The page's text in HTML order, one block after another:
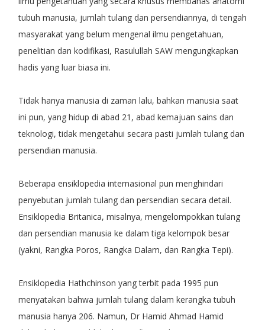
tubuh manusia, jumlah tulang dan persendiannya, di tengah
masyarakat yang belum mengenal ilmu pengetahuan,
penelitian dan kodifikasi, Rasulullah SAW mengungkapkan
hadis yang luar biasa ini.
Tidak hanya manusia di zaman lalu, bahkan manusia saat
ini pun, yang hidup di abad 21, abad kemajuan sains dan
teknologi, tidak mengetahui secara pasti jumlah tulang dan
persendian manusia.
Beberapa ensiklopedia internasional pun menghindari
penyebutan jumlah tulang dan persendian secara detail.
Ensiklopedia Britanica, misalnya, mengelompokkan tulang
dan persendian manusia ke dalam tiga kelompok besar
(yakni, Rangka Poros, Rangka Dalam, dan Rangka Tepi).
Ensiklopedia Hathchinson yang terbit pada 1995 pun
menyatakan bahwa jumlah tulang dalam kerangka tubuh
manusia hanya 206. Namun, Dr Hamid Ahmad Hamid